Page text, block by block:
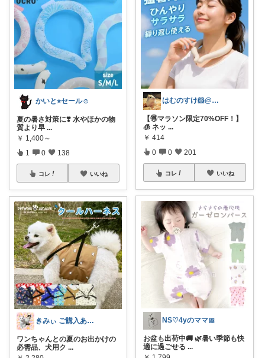
かいと⭐︎セール☺️
夏の暑さ対策に❣️ 水やほかの物
質より早 ...
￥ 1,400～
1 0 138
コレ いいね
きみぃ ご購入ありがとうございます♪
ワンちゃんとの夏のお出かけの
必需品、犬用ク ...
はむのすけ🐹@美味しいもの&季節の商品
【🉐マラソン限定70%OFF！】
🧊 ネッ ...
￥ 414
0 0 201
コレ いいね
NS♡4yのママ🎀
お盆も出荷中🚚 🌿暑い季節も快
適に過ごせる ...